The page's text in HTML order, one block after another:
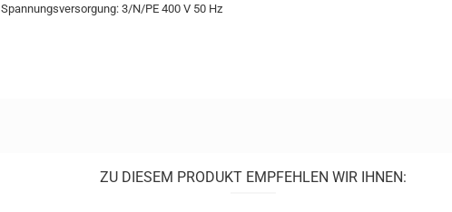
Spannungsversorgung: 3/N/PE 400 V 50 Hz
ZU DIESEM PRODUKT EMPFEHLEN WIR IHNEN: